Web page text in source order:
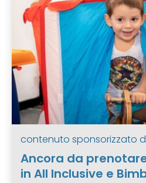
contenuto sponsorizzato
Ancora da
in All Inclusive e